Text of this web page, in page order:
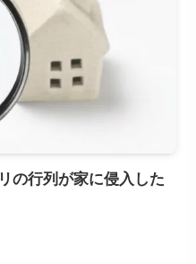
の行列が家に侵入した